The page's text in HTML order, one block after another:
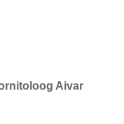
Aivar